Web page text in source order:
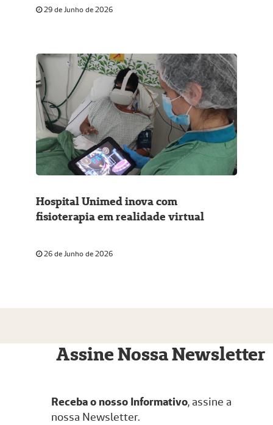
29 de Junho de 2026
Hospital Unimed inova com
fisioterapia em realidade virtual
26 de Junho de 2026
Assine Nossa Newsletter
Receba o nosso Informativo, assine a
nossa Newsletter.